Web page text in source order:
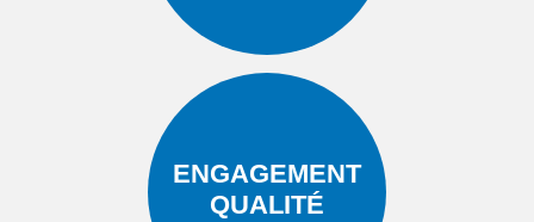
ENGAGEMENT
QUALITÉ